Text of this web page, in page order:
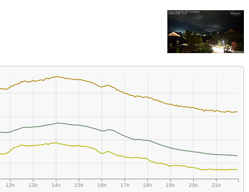
12h 13h 14h 15h 16h 17h 18h 19h 20h 21h